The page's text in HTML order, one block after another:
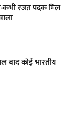
कभी रजत पदक मिल
बाद कोई भारतीय